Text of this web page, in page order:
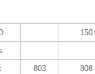
150
803 808